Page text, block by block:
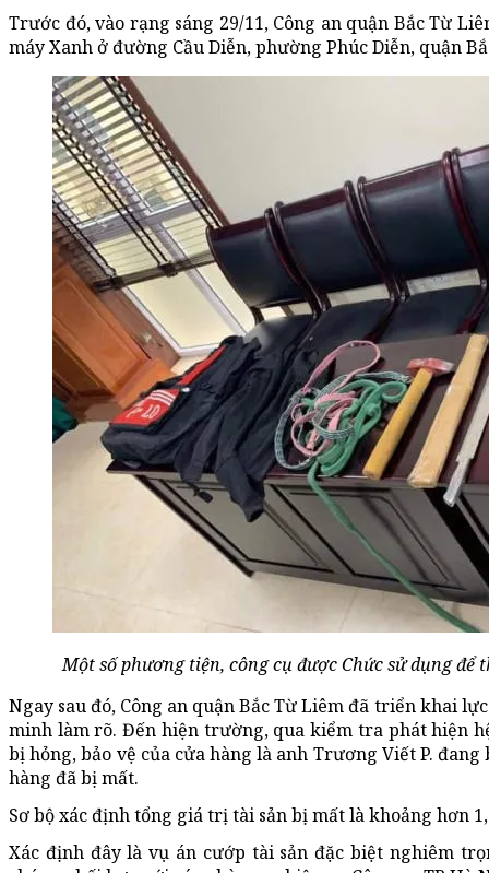
Trước đó, vào rạng sáng 29/11, Công an quận Bắc Từ
máy Xanh ở đường Cầu Diễn, phường Phúc Diễn, quận
Một số phương tiện, công cụ được Chức sử dụng
Ngay sau đó, Công an quận Bắc Từ Liêm đã triển khai
minh làm rõ. Đến hiện trường, qua kiểm tra phát hiện
bị hỏng, bảo vệ của cửa hàng là anh Trương Viết P.
hàng đã bị mất.
Sơ bộ xác định tổng giá trị tài sản bị mất là khoảng hơn
Xác định đây là vụ án cướp tài sản đặc biệt nghiêm